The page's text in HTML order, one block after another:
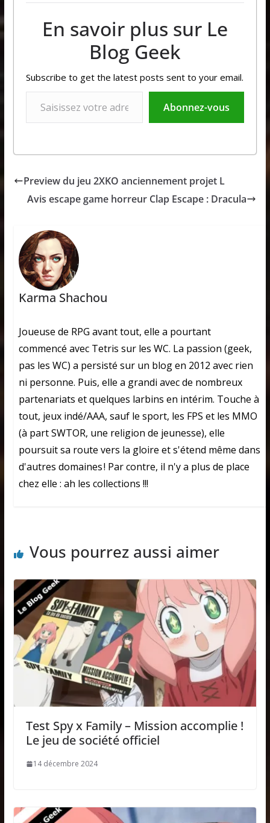
En savoir plus sur Le
Blog Geek
Subscribe to get the latest posts sent to your email.
Saisissez votre adresse e-mail…
Abonnez-vous
Preview du jeu 2XKO anciennement projet L
Avis escape game horreur Clap Escape : Dracula
Karma Shachou
Joueuse de RPG avant tout, elle a pourtant
commencé avec Tetris sur les WC. La passion (geek,
pas les WC) a persisté sur un blog en 2012 avec rien
ni personne. Puis, elle a grandi avec de nombreux
partenariats et quelques larbins en intérim. Touche à
tout, jeux indé/AAA, sauf le sport, les FPS et les MMO
(à part SWTOR, une religion de jeunesse), elle
poursuit sa route vers la gloire et s'étend même dans
d'autres domaines ! Par contre, il n'y a plus de place
chez elle : ah les collections !!!
Vous pourrez aussi aimer
Test Spy x Family – Mission accomplie !
Le jeu de société officiel
14 décembre 2024